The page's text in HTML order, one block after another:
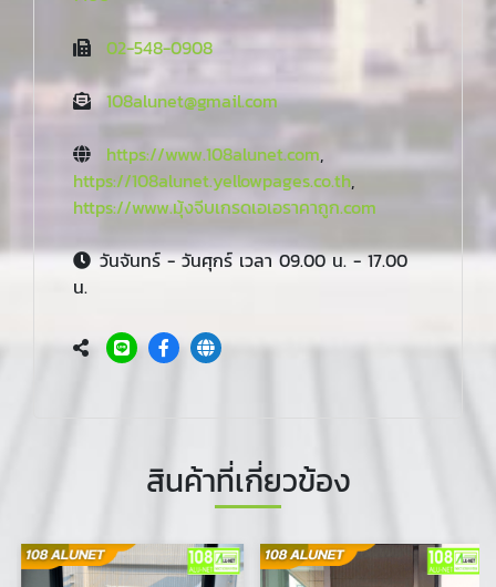
02-548-0908
108alunet@gmail.com
https://www.108alunet.com,
https://108alunet.yellowpages.co.th,
https://www.มุ้งจีบเกรดเอเอราคาถูก.com
วันจันทร์ - วันศุกร์ เวลา 09.00 น. - 17.00
น.
สินค้าที่เกี่ยวข้อง